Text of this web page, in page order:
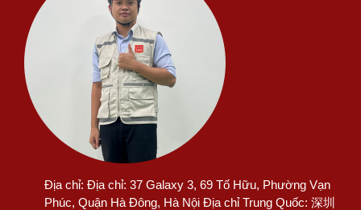
Địa chỉ: Địa chỉ: 37 Galaxy 3, 69 Tố Hữu, Phường Vạn
Phúc, Quận Hà Đông, Hà Nội Địa chỉ Trung Quốc: 深圳